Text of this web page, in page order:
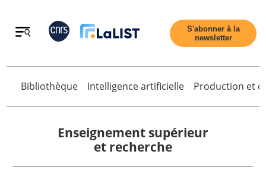
Retour
S'abonner à la
newsletter
Bibliothèque Intelligence artificielle Production et
Enseignement supérieur
et recherche